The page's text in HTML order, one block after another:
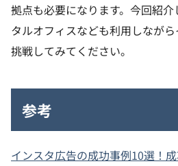
拠点も必要になります。今回紹
タルオフィスなども利用しなが
挑戦してみてください。
参考
インスタ広告の成功事例10選！